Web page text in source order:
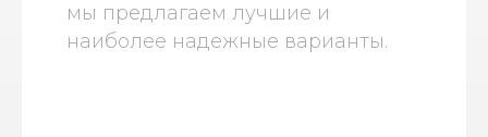
мы предлагаем лучшие и
наиболее надежные варианты.